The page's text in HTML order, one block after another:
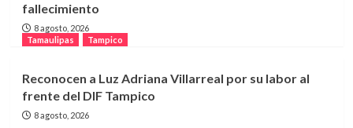
fallecimiento
8 agosto, 2026
Tamaulipas
Tampico
Reconocen a Luz Adriana Villarreal por su labor al
frente del DIF Tampico
8 agosto, 2026